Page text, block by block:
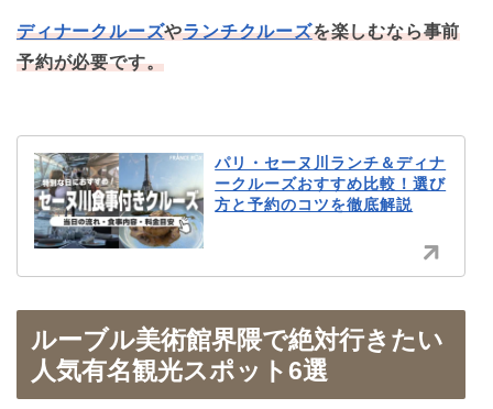
ディナークルーズやランチクルーズを楽しむなら事前
予約が必要です。
パリ・セーヌ川ランチ＆ディナ
ークルーズおすすめ比較！選び
方と予約のコツを徹底解説
ルーブル美術館界隈で絶対行きたい
人気有名観光スポット6選